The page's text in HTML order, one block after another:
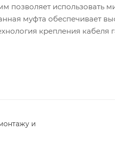
позволяет использовать
муфта обеспечивает
крепления
и